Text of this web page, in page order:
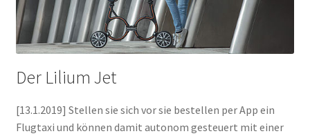
Der Lilium Jet
[13.1.2019] Stellen sie sich vor sie bestellen per App ein
Flugtaxi und können damit autonom gesteuert mit einer